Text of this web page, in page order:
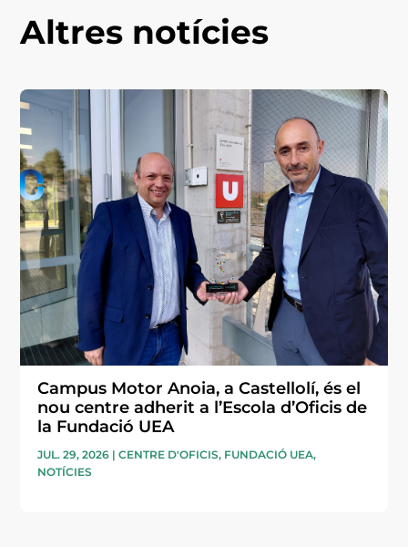
Altres notícies
Campus Motor Anoia, a Castellolí, és el
nou centre adherit a l’Escola d’Oficis de
la Fundació UEA
JUL. 29, 2026 |CENTRE D'OFICIS, FUNDACIÓ UEA,
NOTÍCIES